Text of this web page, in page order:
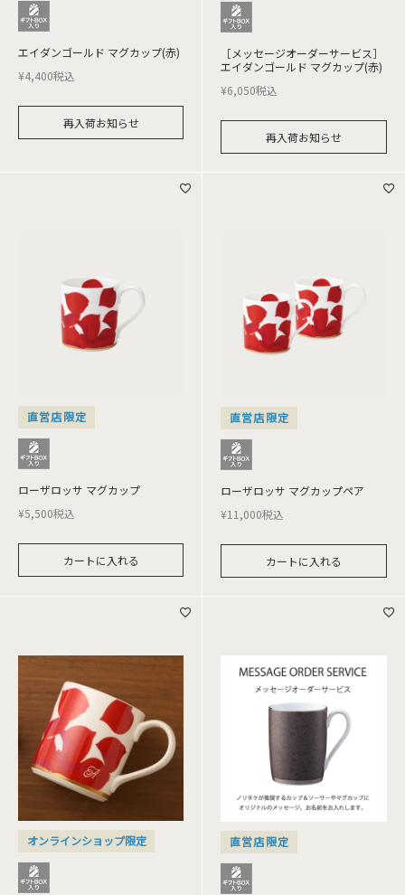
エイダンゴールド マグカップ(赤)
¥4,400税込
再入荷お知らせ
［メッセージオーダーサービス］
エイダンゴールド マグカップ(赤)
¥6,050税込
再入荷お知らせ
直営店限定
ローザロッサ マグカップ
¥5,500税込
カートに入れる
直営店限定
ローザロッサ マグカップペア
¥11,000税込
カートに入れる
オンラインショップ限定 直営店限定